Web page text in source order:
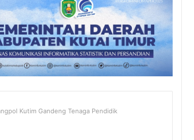
Kutim Gandeng Tenaga Pendidik